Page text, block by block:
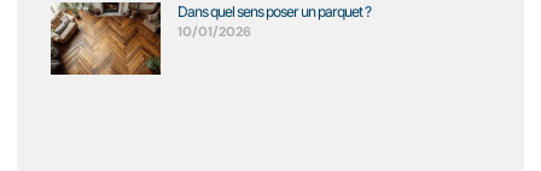
Dans quel sens poser un parquet ?
10/01/2026